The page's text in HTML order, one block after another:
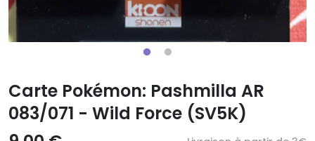
Carte Pokémon: Pashmilla AR
083/071 - Wild Force (SV5K)